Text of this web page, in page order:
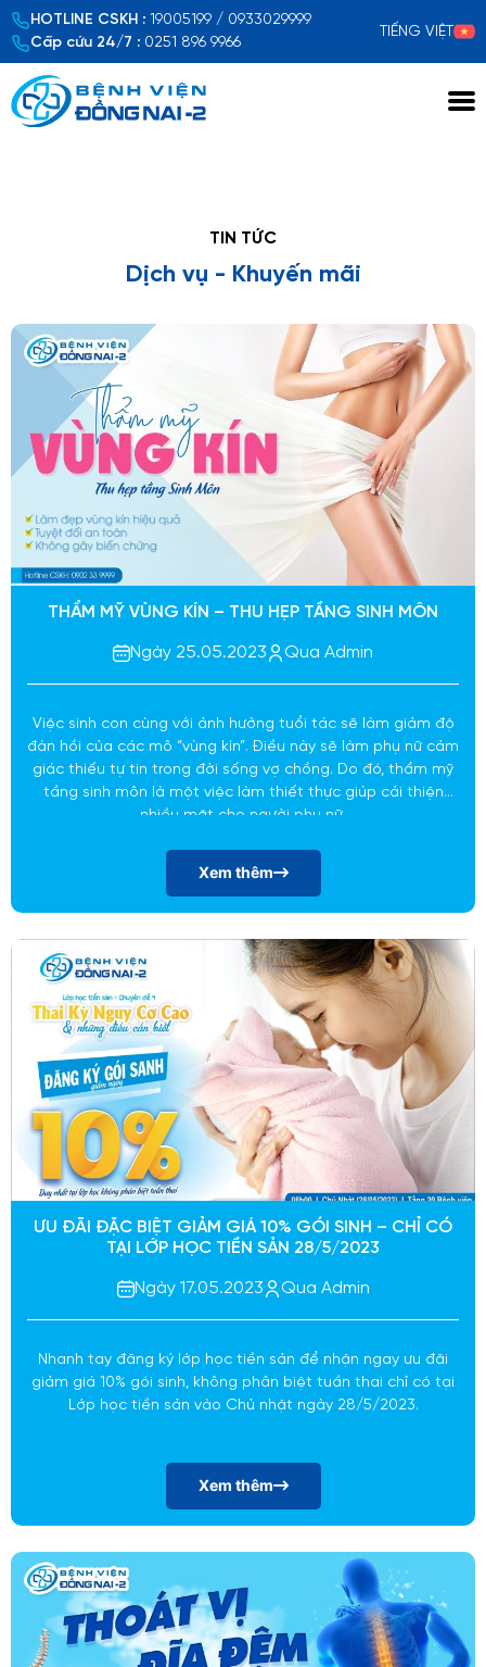
HOTLINE CSKH : 19005199 / 0933029999
Cấp cứu 24/7 : 0251 896 9966
TIẾNG VIỆT
TIN TỨC
Dịch vụ - Khuyến mãi
THẨM MỸ VÙNG KÍN – THU HẸP TẦNG SINH MÔN
Ngày 25.05.2023 Qua Admin
Việc sinh con cùng với ảnh hưởng tuổi tác sẽ làm giảm độ
đàn hồi của các mô “vùng kín”. Điều này sẽ làm phụ nữ cảm
giác thiếu tự tin trong đời sống vợ chồng. Do đó, thẩm mỹ
tầng sinh môn là một việc làm thiết thực giúp cải thiện
nhiều mặt cho người phụ nữ.
Xem thêm
ƯU ĐÃI ĐẶC BIỆT GIẢM GIÁ 10% GÓI SINH – CHỈ CÓ
TẠI LỚP HỌC TIỀN SẢN 28/5/2023
Ngày 17.05.2023 Qua Admin
Nhanh tay đăng ký lớp học tiền sản để nhận ngay ưu đãi
giảm giá 10% gói sinh, không phân biệt tuần thai chỉ có tại
Lớp học tiền sản vào Chủ nhật ngày 28/5/2023.
Xem thêm